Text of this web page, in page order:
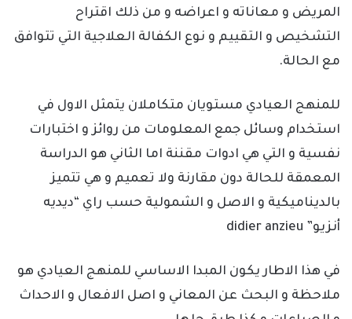
المريض و معاناته و اعراضه و من ذلك اقتراح
التشخيص و التقييم و نوع الكفالة العلاجية التي تتوافق
مع الحالة.
للمنهج العيادي مستويان متكاملان يتمثل الاول في
استخدام وسائل جمع المعلومات من روائز و اختبارات
نفسية و التي هي ادوات مقننة اما الثاني هو الدراسة
المعمقة للحالة دون مقارنة ولا تعميم و هي تتميز
بالديناميكية و الاصل و الشمولية حسب راي “ديديه
أنزيو” didier anzieu
في هذا الاطار يكون المبدا الاساسي للمنهج العيادي هو
ملاحظة و البحث عن المعاني و اصل الافعال و الاحداث